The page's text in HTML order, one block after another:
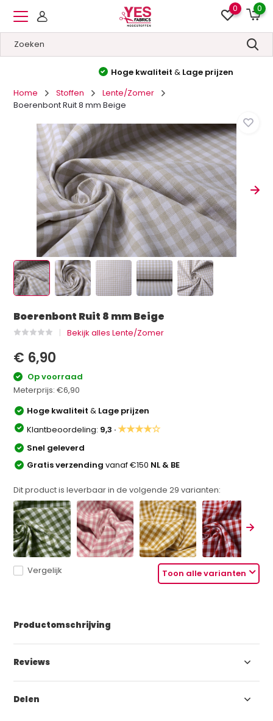
0 0
Hoge kwaliteit&Lage prijzen
Home
Stoffen
Lente/Zomer
Boerenbont Ruit 8 mm Beige
Boerenbont Ruit 8 mm Beige
Bekijk alles Lente/Zomer
€ 6,90
Op voorraad
Meterprijs:€6,90
Hoge kwaliteit& Lage prijzen
Klantbeoordeling: 9,3 ·★★★★☆
Snel geleverd
Gratis verzendingvanaf €150 NL & BE
Dit product is leverbaar in de volgende29 varianten:
Toon alle varianten
Vergelijk
Productomschrijving
Reviews
Delen